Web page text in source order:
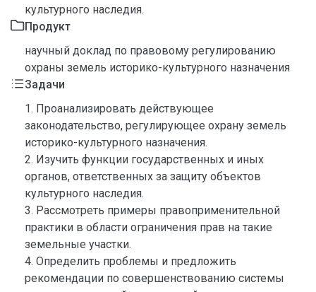
культурного наследия.
Продукт
научный доклад по правовому регулированию
охраны земель историко-культурного назначения
Задачи
1. Проанализировать действующее
законодательство, регулирующее охрану земель
историко-культурного назначения.
2. Изучить функции государственных и иных
органов, ответственных за защиту объектов
культурного наследия.
3. Рассмотреть примеры правоприменительной
практики в области ограничения прав на такие
земельные участки.
4. Определить проблемы и предложить
рекомендации по совершенствованию системы